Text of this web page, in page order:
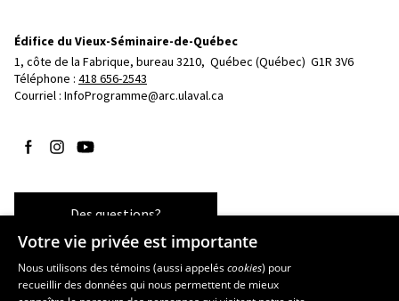
Édifice du Vieux-Séminaire-de-Québec
1, côte de la Fabrique, bureau 3210, Québec (Québec)  G1R 3V6
Téléphone : 418 656-2543
Courriel : InfoProgramme@arc.ulaval.ca
Suivez-nous sur Facebook
Suivez-nous sur Instagram
Suivez-nous sur YouTube
Des questions?
Les écoles et la recherche
Votre vie privée est importante
Nous utilisons des témoins (aussi appeléscookies) pour
recueillir des données qui nous permettent de mieux